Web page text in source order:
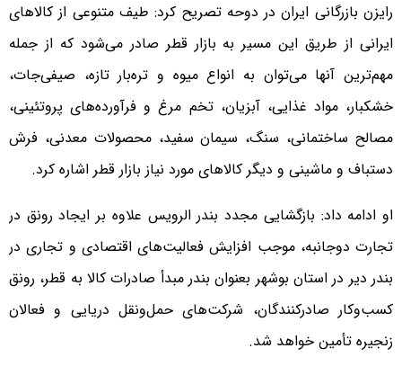
رایزن بازرگانی ایران در دوحه تصریح کرد: طیف متنوعی از کالاهای
ایرانی از طریق این مسیر به بازار قطر صادر می‌شود که از جمله
مهم‌ترین آنها می‌توان به انواع میوه و تره‌بار تازه، صیفی‌جات،
خشکبار، مواد غذایی، آبزیان، تخم مرغ و فرآورده‌های پروتئینی،
مصالح ساختمانی، سنگ، سیمان سفید، محصولات معدنی، فرش
دستباف و ماشینی و دیگر کالاهای مورد نیاز بازار قطر اشاره کرد.
او ادامه داد: بازگشایی مجدد بندر الرویس علاوه بر ایجاد رونق در
تجارت دوجانبه، موجب افزایش فعالیت‌های اقتصادی و تجاری در
بندر دیر در استان بوشهر بعنوان بندر مبدأ صادرات کالا به قطر، رونق
کسب‌وکار صادرکنندگان، شرکت‌های حمل‌ونقل دریایی و فعالان
زنجیره تأمین خواهد شد.